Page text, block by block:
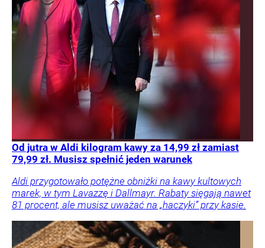
Od jutra w Aldi kilogram kawy za 14,99 zł zamiast
79,99 zł. Musisz spełnić jeden warunek
Aldi przygotowało potężne obniżki na kawy kultowych
marek, w tym Lavazzę i Dallmayr. Rabaty sięgają nawet
81 procent, ale musisz uważać na „haczyki” przy kasie.